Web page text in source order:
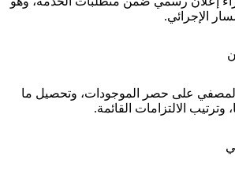
الإجرائي.
على حصر الموجودات، وتحصيل ما
الالتزامات القائمة.